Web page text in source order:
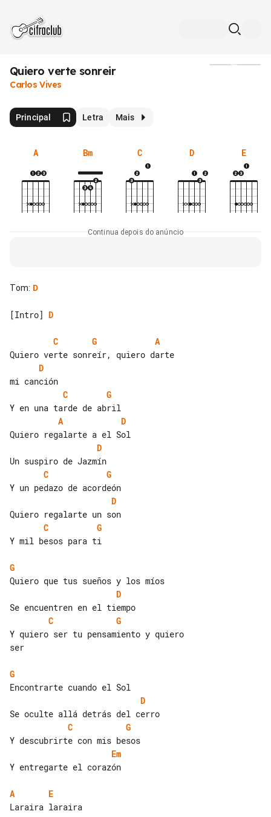
Quiero verte sonreir
Carlos Vives
Principal Letra Mais
A Bm C D E
Continua depois do anúncio
Tom: D
[Intro] D
C G
A
D
C
G
A
D
D
C
G
D
C
G
Y mil besos para ti
G
D
C
G
Y quiero ser tu pensamiento y quiero
ser
G
D
C
G
Em
Y entregarte el corazón
A
E
Laraira laraira